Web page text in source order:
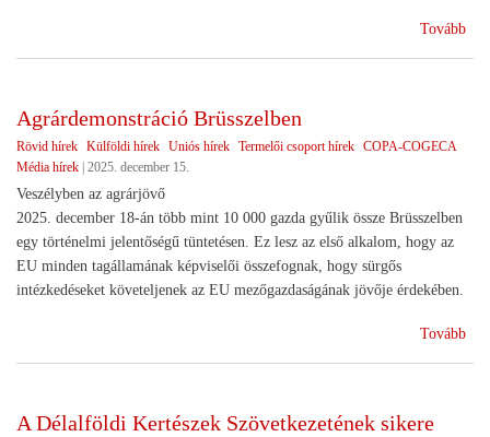
Tovább
Agrárdemonstráció Brüsszelben
Rövid hírek Külföldi hírek Uniós hírek Termelői csoport hírek COPA-COGECA
Média hírek | 2025. december 15.
Veszélyben az agrárjövő
2025. december 18-án több mint 10 000 gazda gyűlik össze Brüsszelben
egy történelmi jelentőségű tüntetésen. Ez lesz az első alkalom, hogy az
EU minden tagállamának képviselői összefognak, hogy sürgős
intézkedéseket követeljenek az EU mezőgazdaságának jövője érdekében.
Tovább
A Délalföldi Kertészek Szövetkezetének sikere